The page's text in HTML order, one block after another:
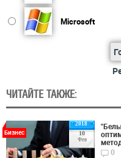
Microsoft
ЧИТАЙТЕ ТАКЖЕ:
2018
10
Фев
Бизнес
0